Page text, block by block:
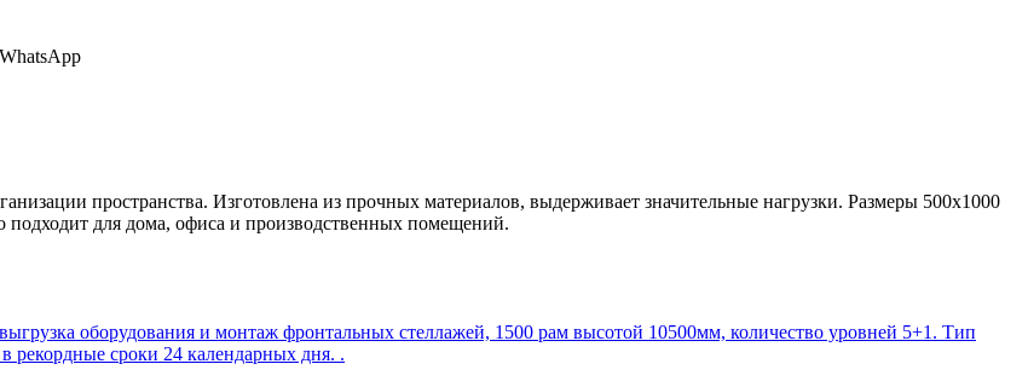
пространства. Изготовлена из прочных материалов, выдерживает значительные нагрузки. Размеры 500x1000
для дома, офиса и производственных помещений.
оборудования и монтаж фронтальных стеллажей, 1500 рам высотой 10500мм, количество уровней 5+1. Тип
рекордные сроки 24 календарных дня. .